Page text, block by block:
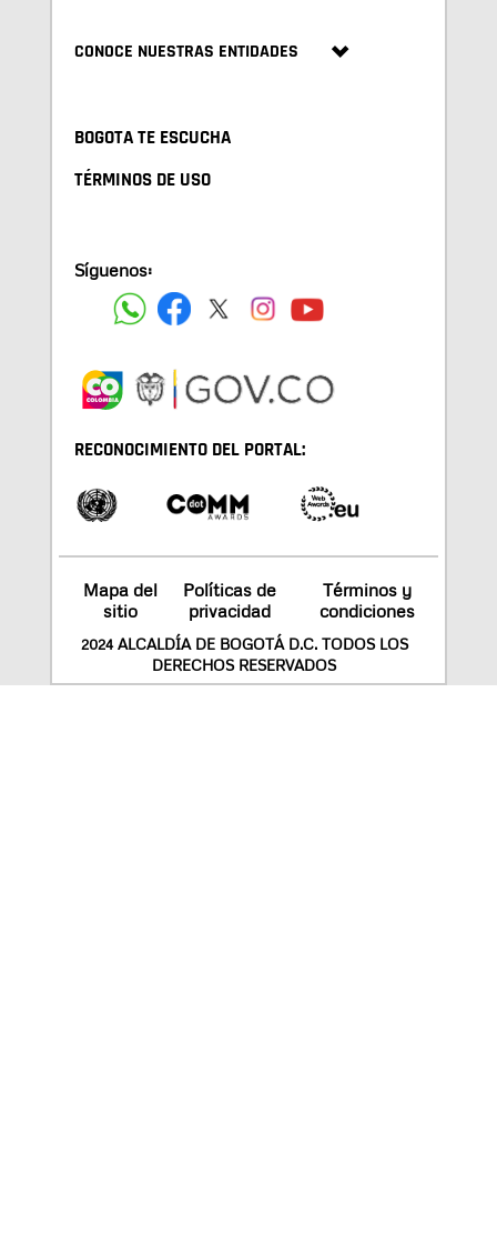
CONOCE NUESTRAS ENTIDADES
BOGOTA TE ESCUCHA
TÉRMINOS DE USO
Síguenos:
RECONOCIMIENTO DEL PORTAL:
Mapa del
sitio
Políticas de
privacidad
Términos y
condiciones
2024 ALCALDÍA DE BOGOTÁ D.C. TODOS LOS
DERECHOS RESERVADOS